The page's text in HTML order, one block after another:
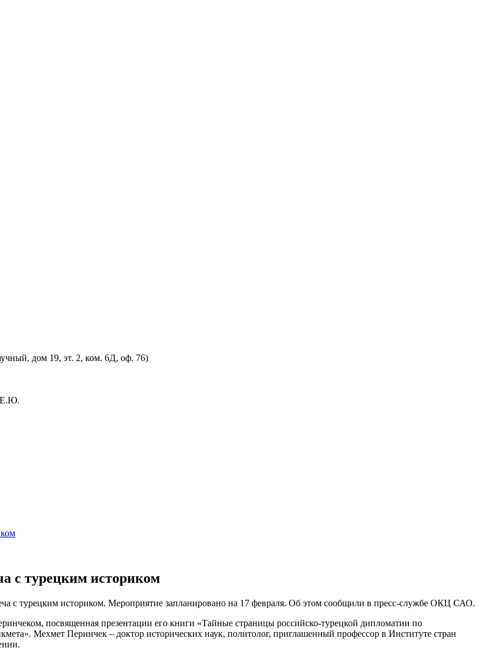
дом 19, эт. 2, ком. 6Д, оф. 76)
Е.Ю.
с турецким историком
с турецким историком. Мероприятие запланировано на 17 февраля. Об этом сообщили в пресс-службе ОКЦ САО.
посвященная презентации его книги «Тайные страницы российско-турецкой дипломатии по
Мехмет Перинчек – доктор исторических наук, политолог, приглашенный профессор в Институте стран